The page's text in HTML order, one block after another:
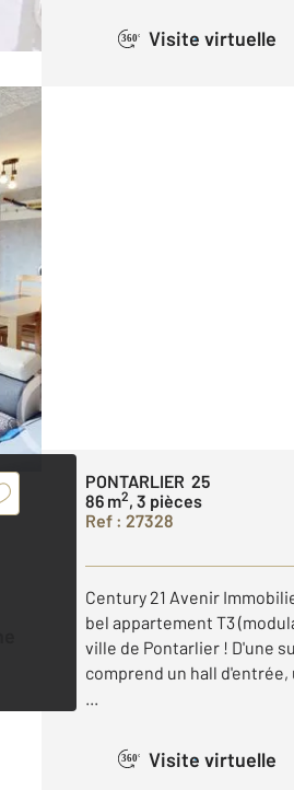
360° Visite virtuelle
PONTARLIER 25
86 m2, 3 pièces
Ref : 27328
Century 21 Avenir
bel appartement T3
ville de Pontarlier ! D'une
comprend un hall
...
360° Visite virtuelle